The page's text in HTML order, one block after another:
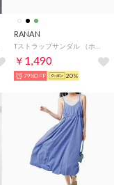
RANAN
￥1,490
79%OFF 20%